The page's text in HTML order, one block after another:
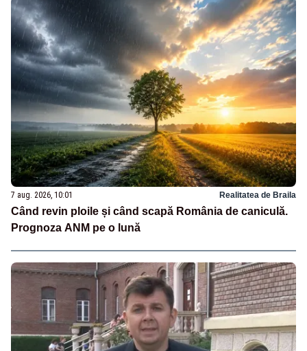
7 aug. 2026, 10:01 Realitatea de Braila
Când revin ploile și când scapă România de caniculă.
Prognoza ANM pe o lună